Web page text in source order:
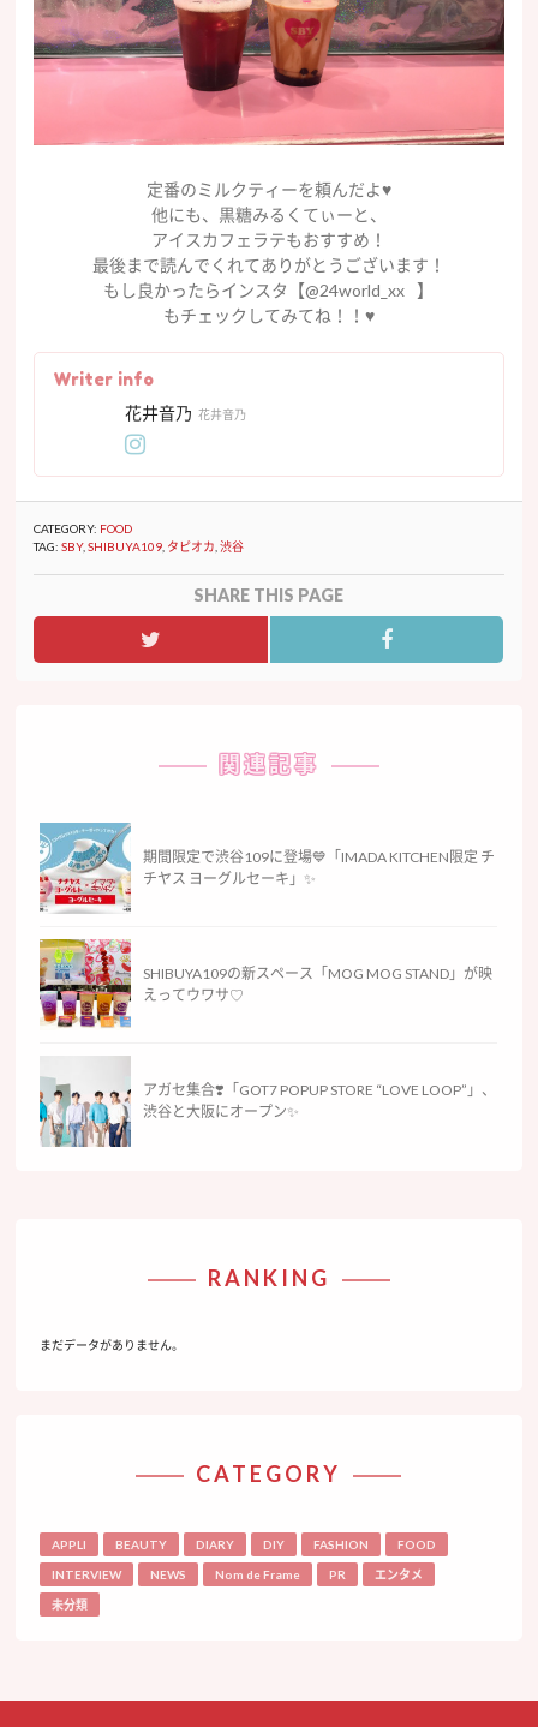
定番のミルクティーを頼んだよ♥
他にも、黒糖みるくてぃーと、
アイスカフェラテもおすすめ！
最後まで読んでくれてありがとうございます！
もし良かったらインスタ【@24world_xx⠀】
もチェックしてみてね！！♥
Writer info
花井音乃 花井音乃
CATEGORY: FOOD
TAG: SBY,SHIBUYA109 タピオカ ,渋谷
SHARE THIS PAGE
関連記事
期間限定で渋谷109に登場💙「IMADA KITCHEN限定 チ
チヤス ヨーグルセーキ」✨
SHIBUYA109の新スペース「MOG MOG STAND」が映
えってウワサ♡
アガセ集合❣️「GOT7 POPUP STORE “LOVE LOOP”」、
渋谷と大阪にオープン✨
RANKING
まだデータがありません。
CATEGORY
APPLI BEAUTY DIARY DIY FASHION FOOD
INTERVIEW NEWS Nom de Frame PR エンタメ
未分類